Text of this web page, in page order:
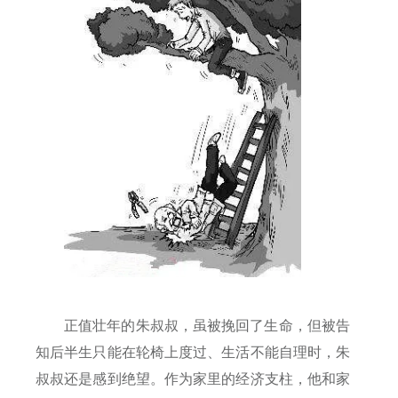
正值壮年的朱叔叔，虽被挽回了生命，但被告
知后半生只能在轮椅上度过、生活不能自理时，朱
叔叔还是感到绝望。作为家里的经济支柱，他和家